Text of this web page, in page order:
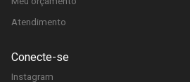
Atendimento
Conecte-se
Instagram